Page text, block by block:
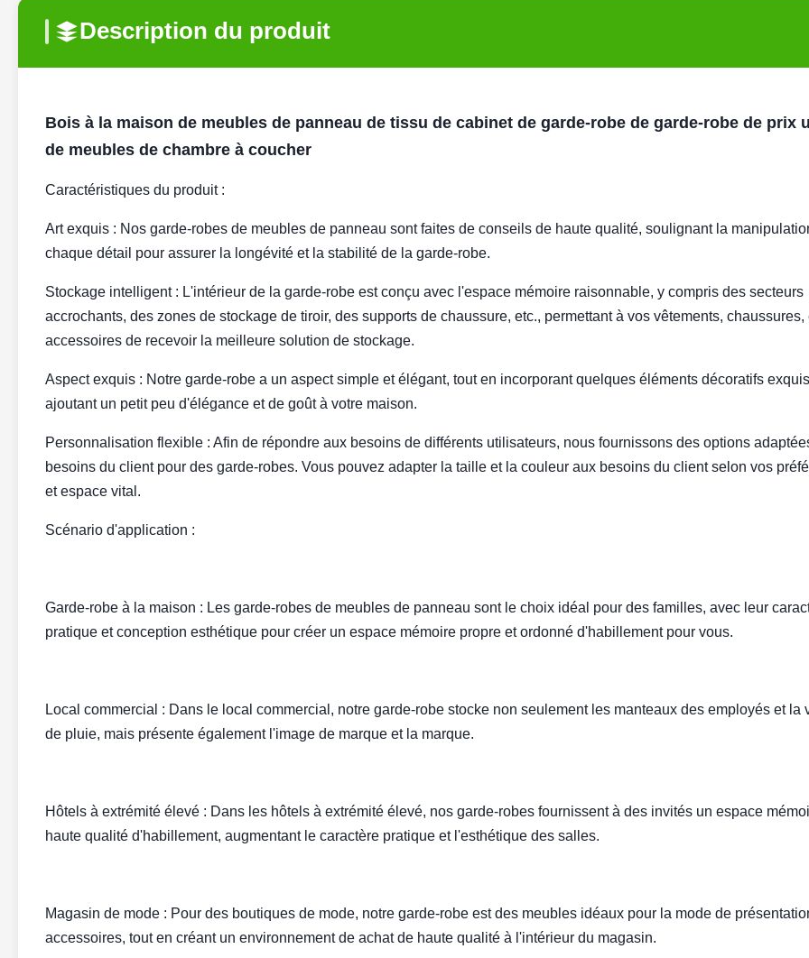
Description du produit
Bois à la maison de meubles de panneau de tissu de cabinet de garde-robe de garde-robe de prix
de meubles de chambre à coucher
Caractéristiques du produit :
Art exquis : Nos garde-robes de meubles de panneau sont faites de conseils de haute qualité, soulignant la
chaque détail pour assurer la longévité et la stabilité de la garde-robe.
Stockage intelligent : L'intérieur de la garde-robe est conçu avec l'espace mémoire raisonnable, y compris des secteurs
accrochants, des zones de stockage de tiroir, des supports de chaussure, etc., permettant à vos vêtements, chaussures,
accessoires de recevoir la meilleure solution de stockage.
Aspect exquis : Notre garde-robe a un aspect simple et élégant, tout en incorporant quelques éléments décoratifs
ajoutant un petit peu d'élégance et de goût à votre maison.
Personnalisation flexible : Afin de répondre aux besoins de différents utilisateurs, nous fournissons des options
besoins du client pour des garde-robes. Vous pouvez adapter la taille et la couleur aux besoins du client selon vos
et espace vital.
Scénario d'application :
Garde-robe à la maison : Les garde-robes de meubles de panneau sont le choix idéal pour des familles, avec leur
pratique et conception esthétique pour créer un espace mémoire propre et ordonné d'habillement pour vous.
Local commercial : Dans le local commercial, notre garde-robe stocke non seulement les manteaux des employés et la
de pluie, mais présente également l'image de marque et la marque.
Hôtels à extrémité élevé : Dans les hôtels à extrémité élevé, nos garde-robes fournissent à des invités un espace
haute qualité d'habillement, augmentant le caractère pratique et l'esthétique des salles.
Magasin de mode : Pour des boutiques de mode, notre garde-robe est des meubles idéaux pour la mode de
accessoires, tout en créant un environnement de achat de haute qualité à l'intérieur du magasin.